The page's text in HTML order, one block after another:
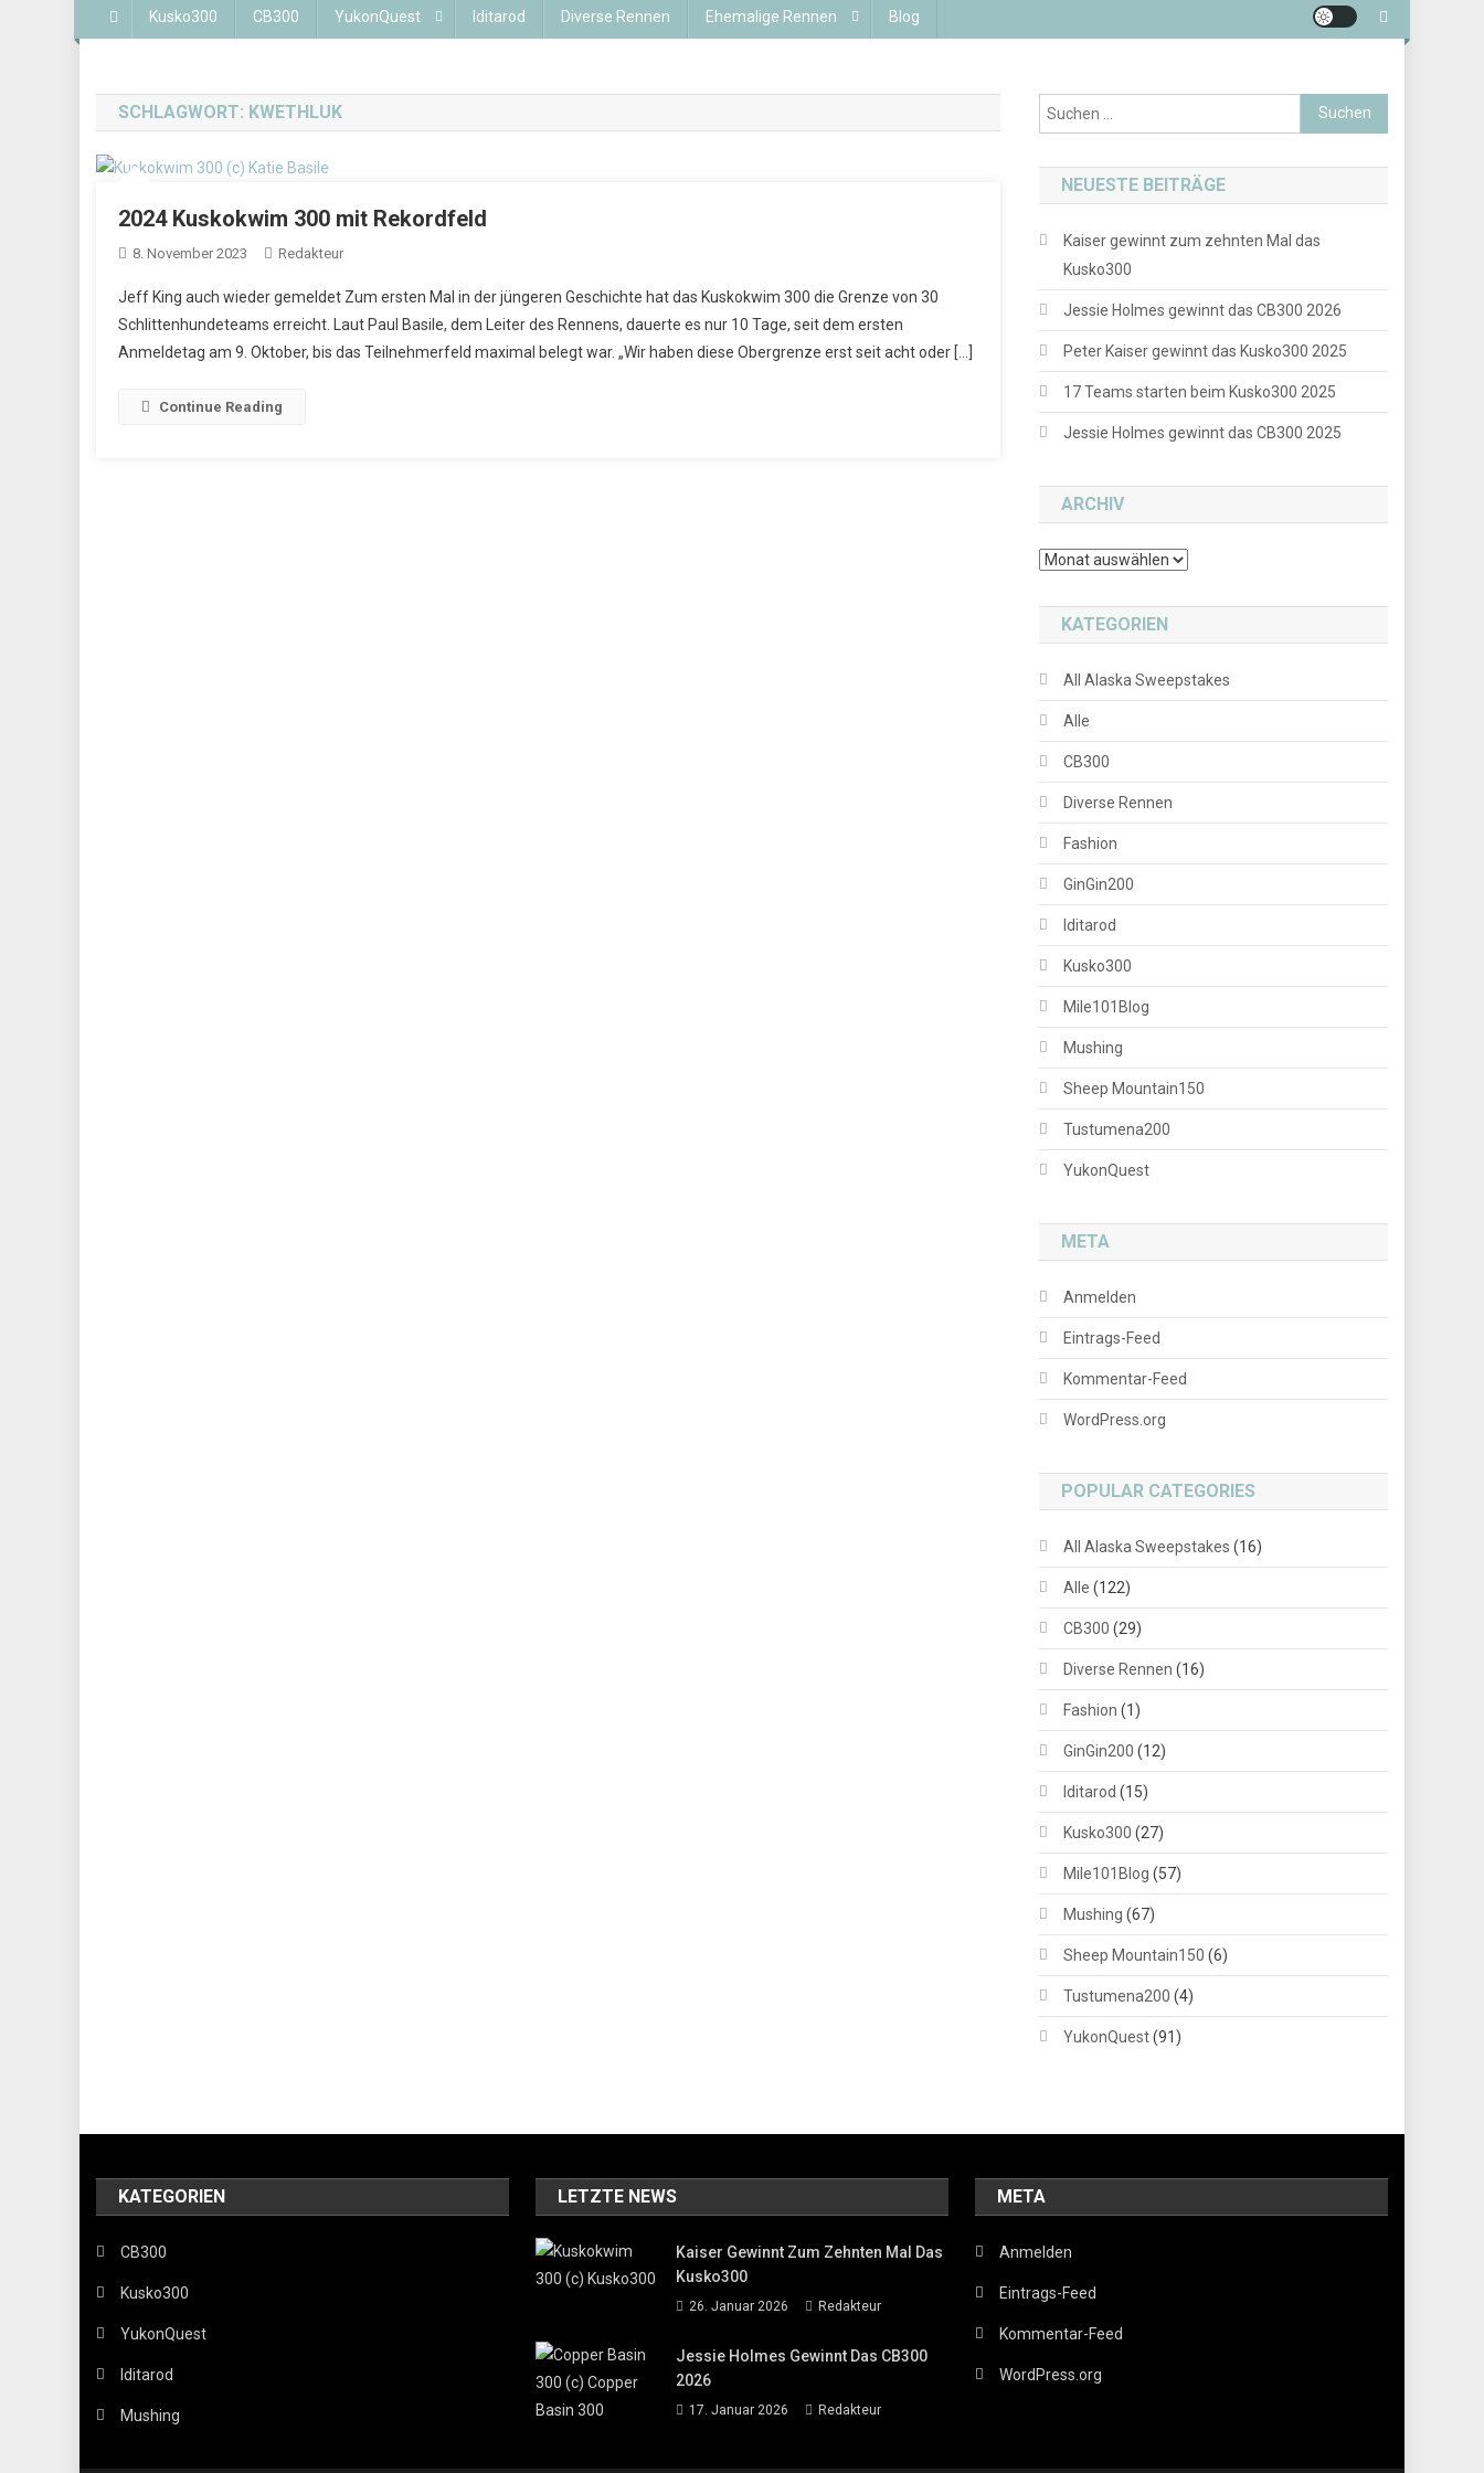
Kusko300 CB300 YukonQuest Iditarod Diverse Rennen Ehemalige Rennen Blog
SCHLAGWORT: KWETHLUK
2024 Kuskokwim 300 mit Rekordfeld
8. November 2023 Redakteur
Jeff King auch wieder gemeldet Zum ersten Mal in der jüngeren Geschichte hat das Kuskokwim 300 die Grenze von 30
Schlittenhundeteams erreicht. Laut Paul Basile, dem Leiter des Rennens, dauerte es nur 10 Tage, seit dem ersten
Anmeldetag am 9. Oktober, bis das Teilnehmerfeld maximal belegt war. „Wir haben diese Obergrenze erst seit acht oder […]
Continue Reading
Suchen
nach:
NEUESTE BEITRÄGE
Kaiser gewinnt zum zehnten Mal das
Kusko300
Jessie Holmes gewinnt das CB300 2026
Peter Kaiser gewinnt das Kusko300 2025
17 Teams starten beim Kusko300 2025
Jessie Holmes gewinnt das CB300 2025
ARCHIV
Archiv
KATEGORIEN
All Alaska Sweepstakes
Alle
CB300
Diverse Rennen
Fashion
GinGin200
Iditarod
Kusko300
Mile101Blog
Mushing
Sheep Mountain150
Tustumena200
YukonQuest
META
Anmelden
Eintrags-Feed
Kommentar-Feed
WordPress.org
POPULAR CATEGORIES
All Alaska Sweepstakes (16)
Alle (122)
CB300 (29)
Diverse Rennen (16)
Fashion (1)
GinGin200 (12)
Iditarod (15)
Kusko300 (27)
Mile101Blog (57)
Mushing (67)
Sheep Mountain150 (6)
Tustumena200 (4)
YukonQuest(91)
KATEGORIEN
CB300
Kusko300
YukonQuest
Iditarod
Mushing
LETZTE NEWS
Kaiser Gewinnt Zum Zehnten Mal Das
Kusko300
26. Januar 2026 Redakteur
Jessie Holmes Gewinnt Das CB300
2026
17. Januar 2026 Redakteur
META
Anmelden
Eintrags-Feed
Kommentar-Feed
WordPress.org